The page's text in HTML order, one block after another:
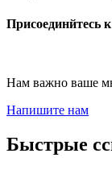
Присоединйтесь
Нам важно ваше
Напишите нам
Быстрые